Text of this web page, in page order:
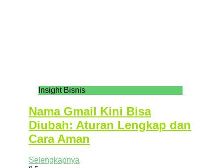
Insight Bisnis
Nama Gmail Kini Bisa
Diubah: Aturan Lengkap dan
Cara Aman
Selengkapnya